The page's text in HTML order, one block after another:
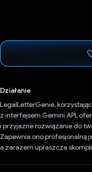
Działanie
LegalLetterGenie,
z interfejsem Gemini API,
i przyjazne rozwiązanie do
Zapewnia ono profesjonalną
a zarazem upraszcza